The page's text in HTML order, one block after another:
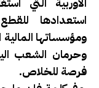
استعدادها
ومؤسساتها
وحرمان الشعب
فرصة للخلاص.